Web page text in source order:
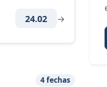
24.02 →
4 fechas